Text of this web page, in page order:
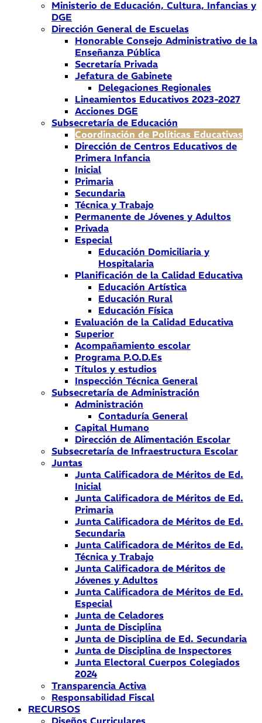
Ministerio de Educación, Cultura, Infancias y
DGE
Dirección General de Escuelas
Honorable Consejo Administrativo de la
Enseñanza Pública
Secretaría Privada
Jefatura de Gabinete
Delegaciones Regionales
Lineamientos Educativos 2023-2027
Acciones DGE
Subsecretaría de Educación
Coordinación de Políticas Educativas
Dirección de Centros Educativos de
Primera Infancia
Inicial
Primaria
Secundaria
Técnica y Trabajo
Permanente de Jóvenes y Adultos
Privada
Especial
Educación Domiciliaria y
Hospitalaria
Planificación de la Calidad Educativa
Educación Artística
Educación Rural
Educación Física
Evaluación de la Calidad Educativa
Superior
Acompañamiento escolar
Programa P.O.D.Es
Títulos y estudios
Inspección Técnica General
Subsecretaría de Administración
Administración
Contaduría General
Capital Humano
Dirección de Alimentación Escolar
Subsecretaría de Infraestructura Escolar
Juntas
Junta Calificadora de Méritos de Ed.
Inicial
Junta Calificadora de Méritos de Ed.
Primaria
Junta Calificadora de Méritos de Ed.
Secundaria
Junta Calificadora de Méritos de Ed.
Técnica y Trabajo
Junta Calificadora de Méritos de
Jóvenes y Adultos
Junta Calificadora de Méritos de Ed.
Especial
Junta de Celadores
Junta de Disciplina
Junta de Disciplina de Ed. Secundaria
Junta de Disciplina de Inspectores
Junta Electoral Cuerpos Colegiados
2024
Transparencia Activa
Responsabilidad Fiscal
RECURSOS
Diseños Curriculares